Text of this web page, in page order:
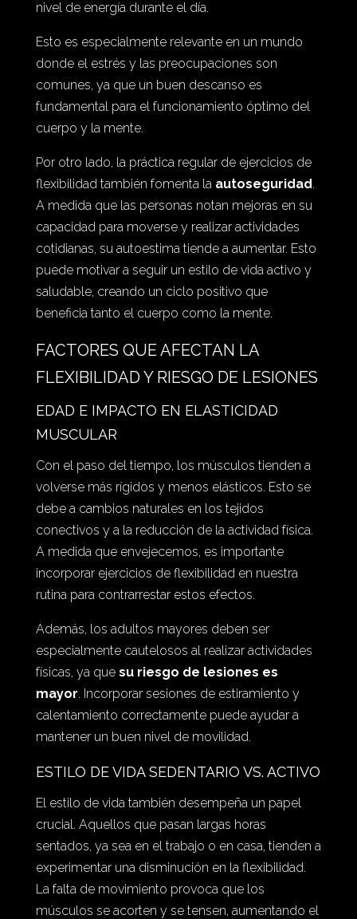
nivel de energía durante el día.
Esto es especialmente relevante en un mundo
donde el estrés y las preocupaciones son
comunes, ya que un buen descanso es
fundamental para el funcionamiento óptimo del
cuerpo y la mente.
Por otro lado, la práctica regular de ejercicios de
flexibilidad también fomenta la autoseguridad.
A medida que las personas notan mejoras en su
capacidad para moverse y realizar actividades
cotidianas, su autoestima tiende a aumentar. Esto
puede motivar a seguir un estilo de vida activo y
saludable, creando un ciclo positivo que
beneficia tanto el cuerpo como la mente.
FACTORES QUE AFECTAN LA
FLEXIBILIDAD Y RIESGO DE LESIONES
EDAD E IMPACTO EN ELASTICIDAD
MUSCULAR
Con el paso del tiempo, los músculos tienden a
volverse más rígidos y menos elásticos. Esto se
debe a cambios naturales en los tejidos
conectivos y a la reducción de la actividad física.
A medida que envejecemos, es importante
incorporar ejercicios de flexibilidad en nuestra
rutina para contrarrestar estos efectos.
Además, los adultos mayores deben ser
especialmente cautelosos al realizar actividades
físicas, ya que su riesgo de lesiones es
mayor. Incorporar sesiones de estiramiento y
calentamiento correctamente puede ayudar a
mantener un buen nivel de movilidad.
ESTILO DE VIDA SEDENTARIO VS. ACTIVO
El estilo de vida también desempeña un papel
crucial. Aquellos que pasan largas horas
sentados, ya sea en el trabajo o en casa, tienden a
experimentar una disminución en la flexibilidad.
La falta de movimiento provoca que los
músculos se acorten y se tensen, aumentando el